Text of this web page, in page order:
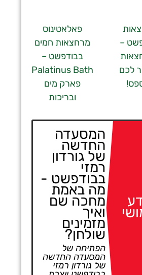
–
לכם
פאלאטינוס
מרחצאות חמים
בבודפשט –
Palatinus Bath
פארק מים
ובריכות
המסעדה
החדשה
של גורדון
רמזי
בבודפשט -
מה באמת
מחכה שם
ואיך
מזמינים
שולחן?
הפתיחה של
המסעדה החדשה
של גורדון רמזי